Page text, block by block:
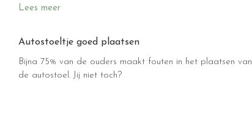
Lees meer
Autostoeltje goed plaatsen
Bijna 75% van de ouders maakt fouten in het plaatsen van
de autostoel. Jij niet toch?